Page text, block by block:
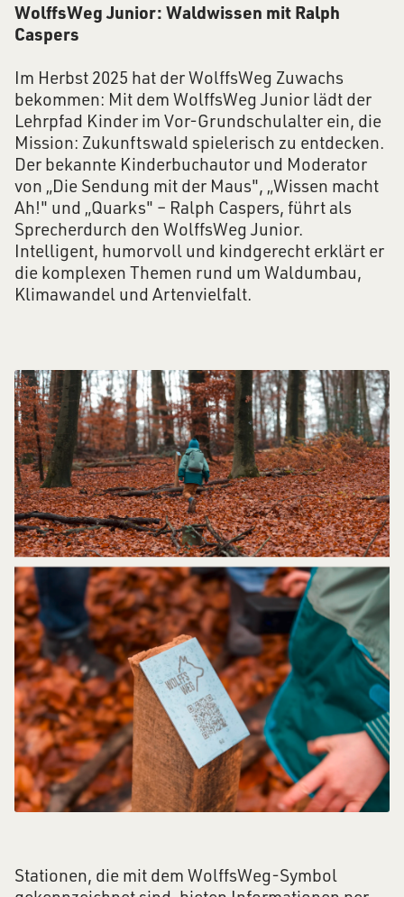
WolffsWeg Junior: Waldwissen mit Ralph
Caspers
Im Herbst 2025 hat der WolffsWeg Zuwachs
bekommen: Mit dem WolffsWeg Junior lädt der
Lehrpfad Kinder im Vor-Grundschulalter ein, die
Mission: Zukunftswald spielerisch zu entdecken.
Der bekannte Kinderbuchautor und Moderator
von „Die Sendung mit der Maus", „Wissen macht
Ah!" und „Quarks" – Ralph Caspers, führt als
Sprecherdurch den WolffsWeg Junior.
Intelligent, humorvoll und kindgerecht erklärt er
die komplexen Themen rund um Waldumbau,
Klimawandel und Artenvielfalt.
Stationen, die mit dem WolffsWeg-Symbol